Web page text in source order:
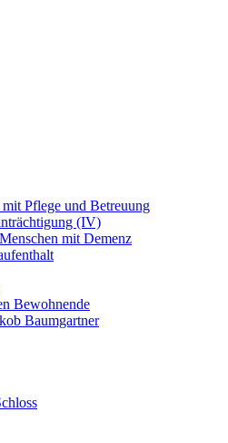
Pflege und Betreuung
(IV)
mit Demenz
Bewohnende
Baumgartner